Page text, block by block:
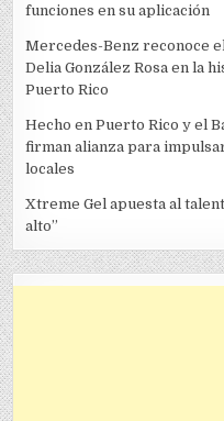
funciones en su aplicación
Mercedes-Benz reconoce
Delia González Rosa en la
Puerto Rico
Hecho en Puerto Rico y el
firman alianza para
locales
Xtreme Gel apuesta al
alto”